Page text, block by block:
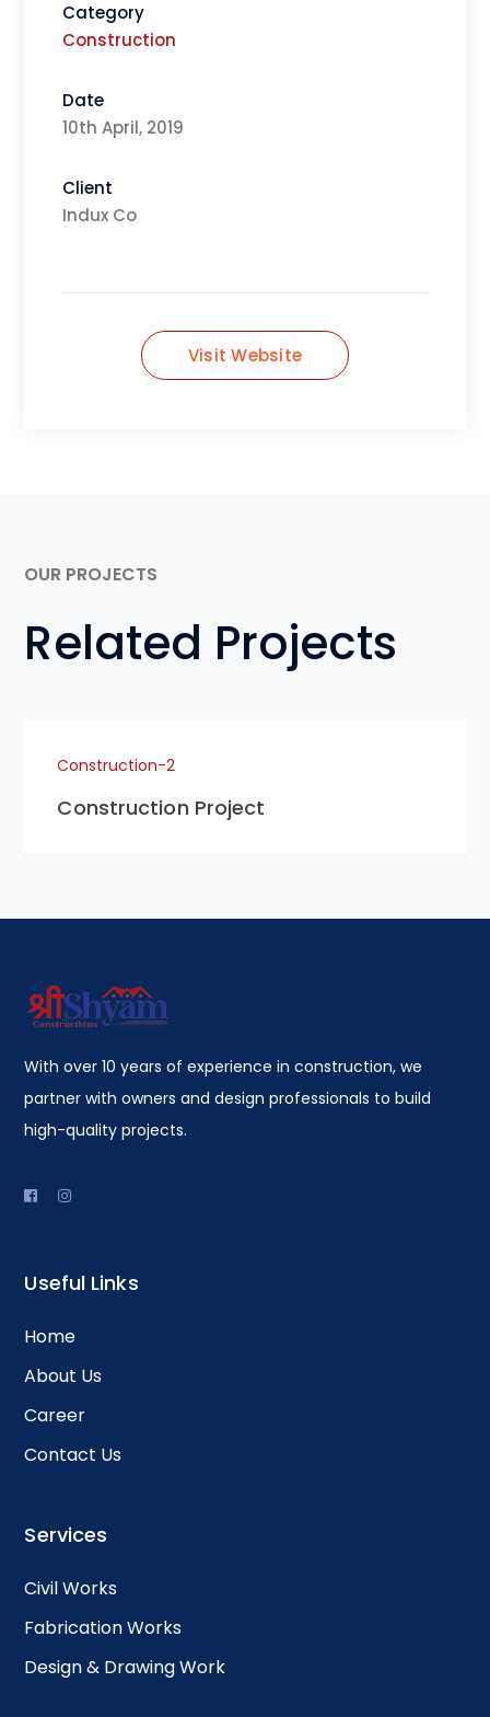
Category
Construction
Date
10th April, 2019
Client
Indux Co
Visit Website
OUR PROJECTS
Related Projects
Construction-2
Construction Project
With over 10 years of experience in construction, we
partner with owners and design professionals to build
high-quality projects.
Useful Links
Home
About Us
Career
Contact Us
Services
Civil Works
Fabrication Works
Design & Drawing Work